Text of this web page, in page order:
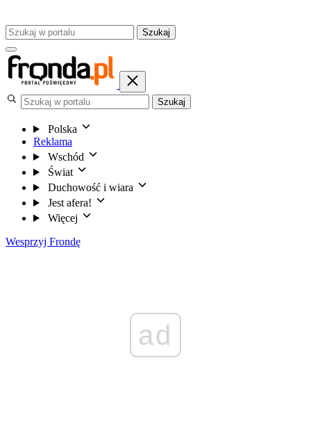
Szukaj
Szukaj
Polska
Reklama
Wschód
Świat
Duchowość i wiara
Jest afera!
Więcej
Wesprzyj Frondę
ad